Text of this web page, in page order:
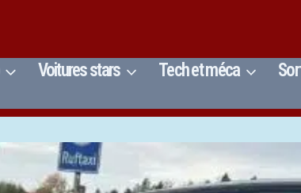
Voitures stars Tech et méca